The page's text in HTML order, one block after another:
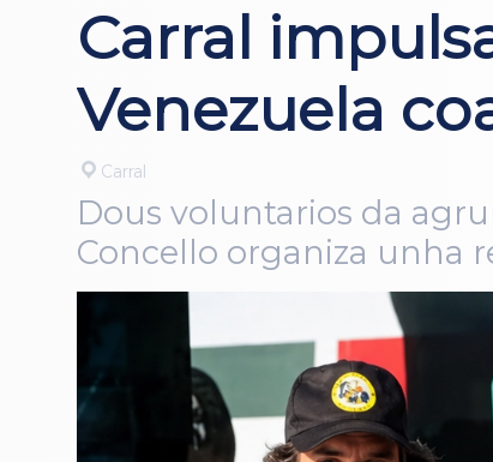
Carral
Venezuela
Carral
Dous voluntarios da
Concello organiza unha